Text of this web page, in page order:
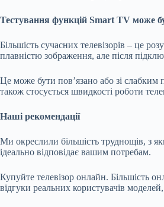
Тестування функцій Smart TV може
Більшість сучасних телевізорів – це
плавністю зображення, але після
Це може бути пов’язано або зі слабким
також стосується швидкості роботи
Наші рекомендації
Ми окреслили більшість труднощів, з
ідеально відповідає вашим потребам.
Купуйте телевізор онлайн. Більшість
відгуки реальних користувачів